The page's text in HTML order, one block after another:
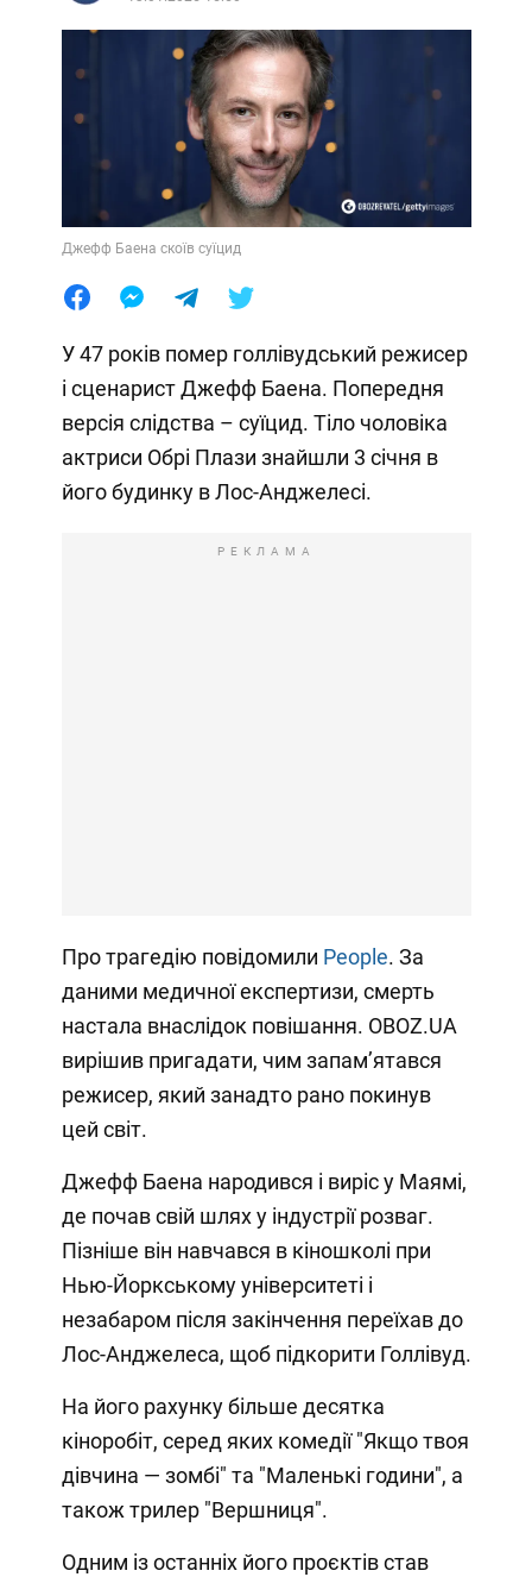
Джефф Баена скоїв суїцид
У 47 років помер голлівудський режисер
і сценарист Джефф Баена. Попередня
версія слідства – суїцид. Тіло чоловіка
актриси Обрі Плази знайшли 3 січня в
його будинку в Лос-Анджелесі.
РЕКЛАМА
Про трагедію повідомили People. За
даними медичної експертизи, смерть
настала внаслідок повішання. OBOZ.UA
вирішив пригадати, чим запамʼятався
режисер, який занадто рано покинув
цей світ.
Джефф Баена народився і виріс у Маямі,
де почав свій шлях у індустрії розваг.
Пізніше він навчався в кіношколі при
Нью-Йоркському університеті і
незабаром після закінчення переїхав до
Лос-Анджелеса, щоб підкорити Голлівуд.
На його рахунку більше десятка
кіноробіт, серед яких комедії "Якщо твоя
дівчина — зомбі" та "Маленькі години", а
також трилер "Вершниця".
Одним із останніх його проєктів став